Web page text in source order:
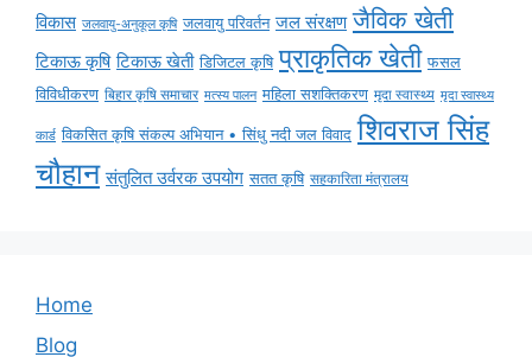
विकास जलवायु-अनुकूल कृषि जलवायु परिवर्तन जल संरक्षण जैविक खेती
टिकाऊ कृषि टिकाऊ खेती डिजिटल कृषि प्राकृतिक खेती फसल
विविधीकरण बिहार कृषि समाचार मत्स्य पालन महिला सशक्तिकरण मृदा स्वास्थ्य मृदा स्वास्थ्य
कार्ड विकसित कृषि संकल्प अभियान • सिंधु नदी जल विवाद शिवराज सिंह
चौहान संतुलित उर्वरक उपयोग सतत कृषि सहकारिता मंत्रालय
Home
Blog